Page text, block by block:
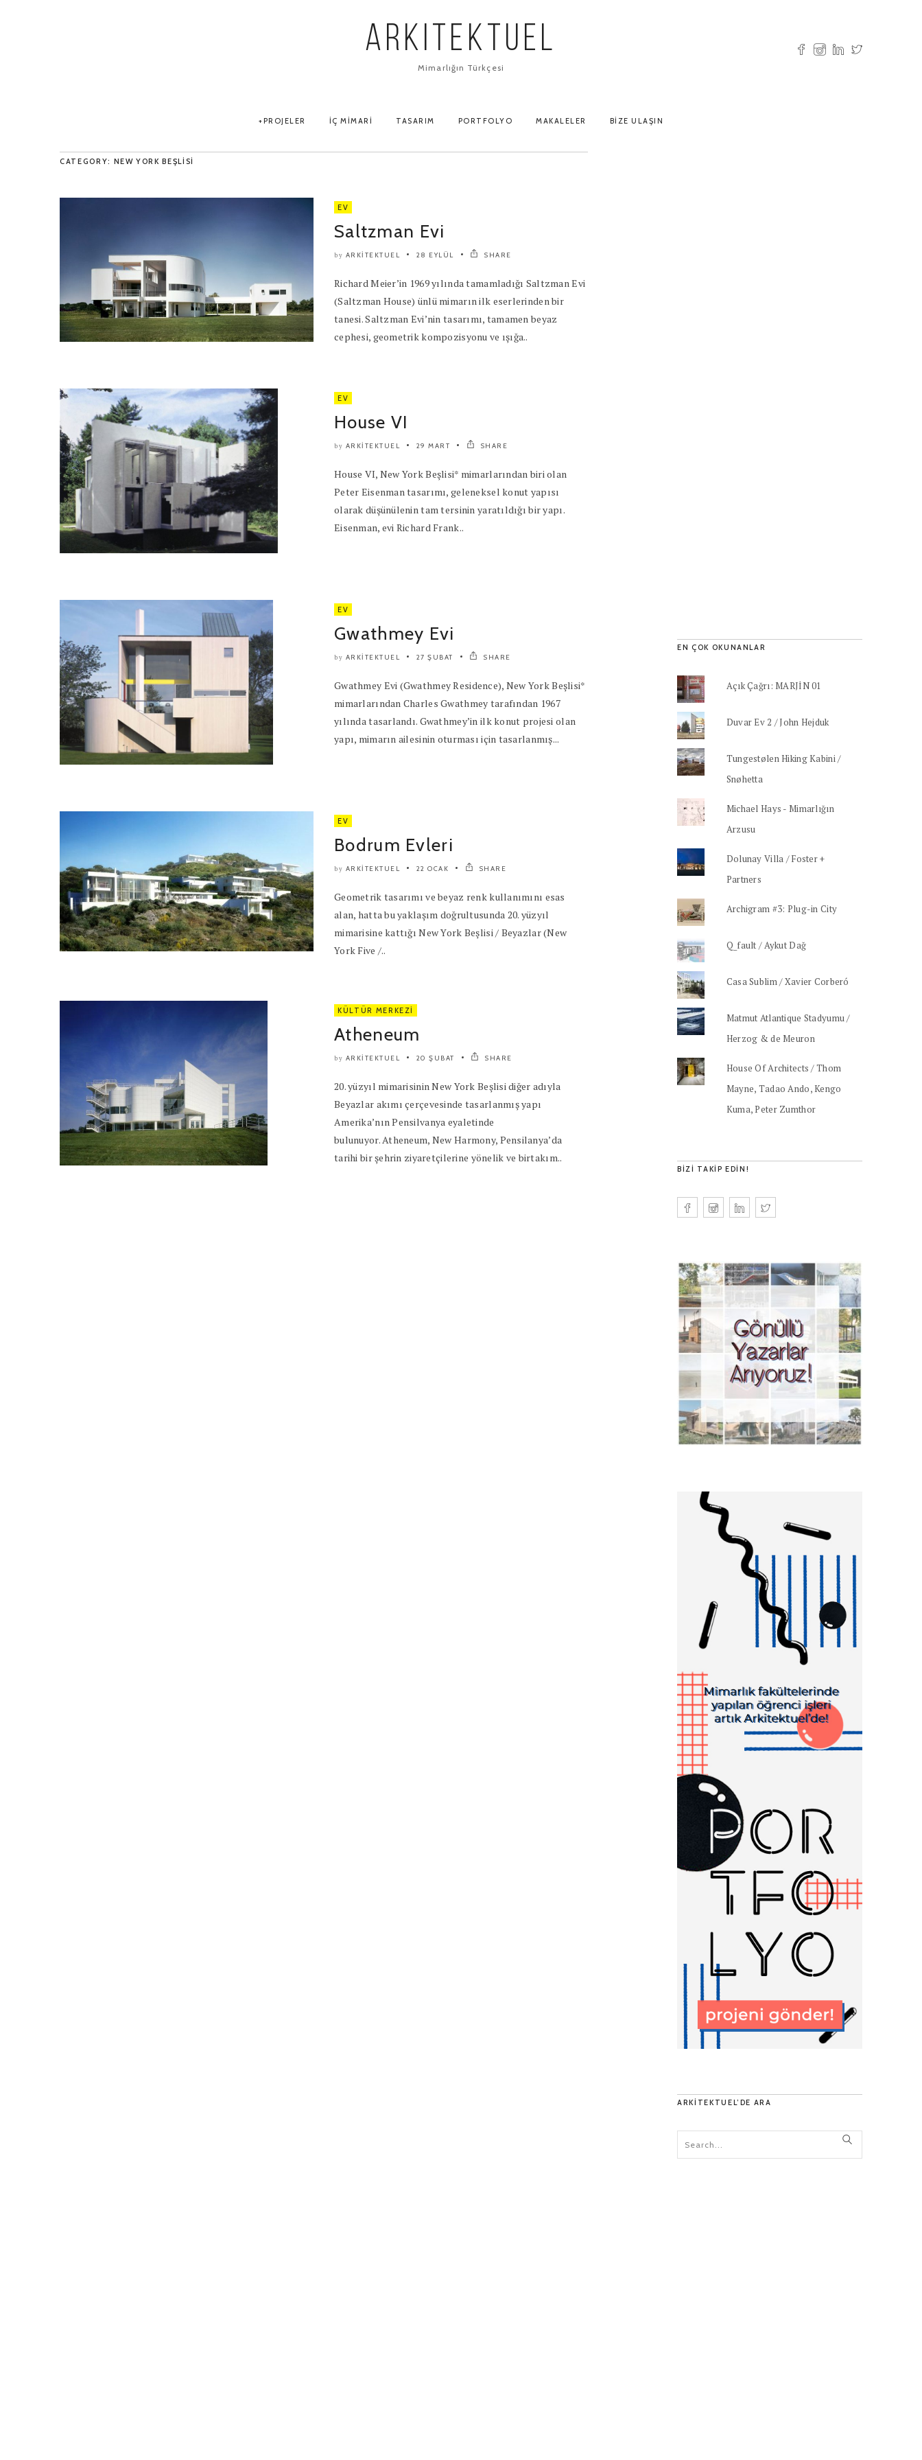
ARKITEKTUEL
Mimarlığın Türkçesi
PROJELER İÇ MIMARI TASARIM PORTFOLYO MAKALELER BIZE ULAŞIN
CATEGORY: NEW YORK BEŞLISI
EV
Saltzman Evi
by ARKITEKTUEL 28 EYLÜL SHARE
Richard Meier’in 1969 yılında tamamladığı Saltzman Evi
(Saltzman House) ünlü mimarın ilk eserlerinden bir
tanesi. Saltzman Evi’nin tasarımı, tamamen beyaz
cephesi, geometrik kompozisyonu ve ışığa..
EV
House VI
by ARKITEKTUEL 29 MART SHARE
House VI, New York Beşlisi* mimarlarından biri olan
Peter Eisenman tasarımı, geleneksel konut yapısı
olarak düşünülenin tam tersinin yaratıldığı bir yapı.
Eisenman, evi Richard Frank..
EV
Gwathmey Evi
by ARKITEKTUEL 27 ŞUBAT SHARE
Gwathmey Evi (Gwathmey Residence), New York Beşlisi*
mimarlarından Charles Gwathmey tarafından 1967
yılında tasarlandı. Gwathmey’in ilk konut projesi olan
yapı, mimarın ailesinin oturması için tasarlanmış...
EV
Bodrum Evleri
by ARKITEKTUEL 22 OCAK SHARE
Geometrik tasarımı ve beyaz renk kullanımını esas
alan, hatta bu yaklaşım doğrultusunda 20. yüzyıl
mimarisine kattığı New York Beşlisi / Beyazlar (New
York Five /..
KÜLTÜR MERKEZI
Atheneum
by ARKITEKTUEL 20 ŞUBAT SHARE
20. yüzyıl mimarisinin New York Beşlisi diğer adıyla
Beyazlar akımı çerçevesinde tasarlanmış yapı
Amerika’nın Pensilvanya eyaletinde
bulunuyor. Atheneum, New Harmony, Pensilanya’da
tarihi bir şehrin ziyaretçilerine yönelik ve birtakım..
EN ÇOK OKUNANLAR
Açık Çağrı: MARJİN 01
Duvar Ev 2 / John Hejduk
Tungestølen Hiking Kabini /
Snøhetta
Michael Hays - Mimarlığın
Arzusu
Dolunay Villa / Foster +
Partners
Archigram #3: Plug-in City
Q_fault / Aykut Dağ
Casa Sublim / Xavier Corberó
Matmut Atlantique Stadyumu /
Herzog & de Meuron
House Of Architects / Thom
Mayne, Tadao Ando, Kengo
Kuma, Peter Zumthor
BIZI TAKIP EDIN!
ARKITEKTUEL’DE ARA